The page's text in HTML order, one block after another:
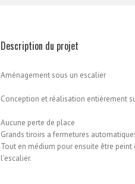
Description du projet
Aménagement sous un escalier
Conception et réalisation entièrement
Aucune perte de place
Grands tiroirs a fermetures
Tout en médium pour ensuite être peint
l’escalier.